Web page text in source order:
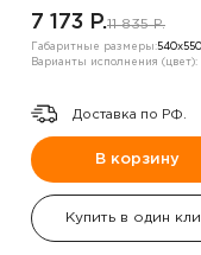
7 173 P.11 835 P.
Габаритные размеры:
Варианты исполнения (цвет):
Доставка по РФ.
В корзину
Купить в один